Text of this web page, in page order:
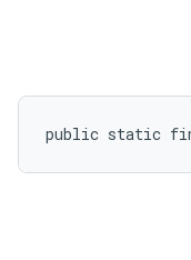
public static final